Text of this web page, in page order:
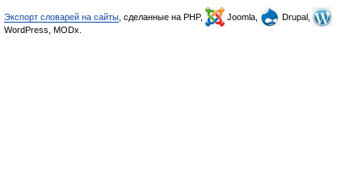
Экспорт словарей на сайты , сделанные на PHP, Joomla,
Drupal,
WordPress, MODx.